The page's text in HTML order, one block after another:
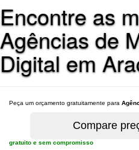
Encontre as
Agências de
Digital em
Peça um orçamento gratuitamente para
gratuito e sem compromisso